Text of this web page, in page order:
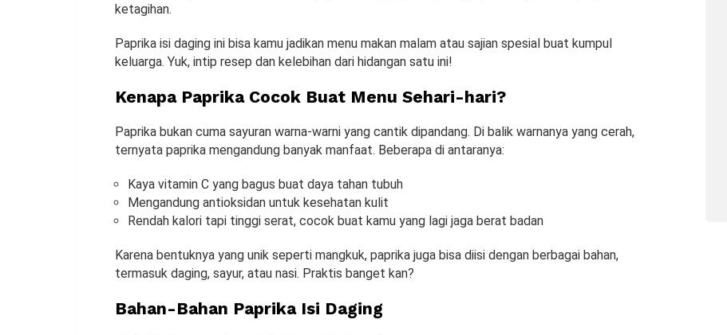
ketagihan.
Paprika isi daging ini bisa kamu jadikan menu makan malam atau sajian spesial buat kumpul
keluarga. Yuk, intip resep dan kelebihan dari hidangan satu ini!
Kenapa Paprika Cocok Buat Menu Sehari-hari?
Paprika bukan cuma sayuran warna-warni yang cantik dipandang. Di balik warnanya yang cerah,
ternyata paprika mengandung banyak manfaat. Beberapa di antaranya:
Kaya vitamin C yang bagus buat daya tahan tubuh
Mengandung antioksidan untuk kesehatan kulit
Rendah kalori tapi tinggi serat, cocok buat kamu yang lagi jaga berat badan
Karena bentuknya yang unik seperti mangkuk, paprika juga bisa diisi dengan berbagai bahan,
termasuk daging, sayur, atau nasi. Praktis banget kan?
Bahan-Bahan Paprika Isi Daging